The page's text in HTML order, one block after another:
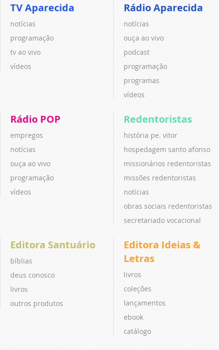
TV Aparecida
notícias
programação
tv ao vivo
vídeos
Rádio Aparecida
notícias
ouça ao vivo
podcast
programação
programas
vídeos
Rádio POP
empregos
notícias
ouça ao vivo
programação
vídeos
Redentoristas
história pe. vitor
hospedagem santo afonso
missionários redentoristas
missões redentoristas
notícias
obras sociais redentoristas
secretariado vocacional
Editora Santuário
bíblias
deus conosco
livros
outros produtos
Editora Ideias &
Letras
livros
coleções
lançamentos
ebook
catálogo